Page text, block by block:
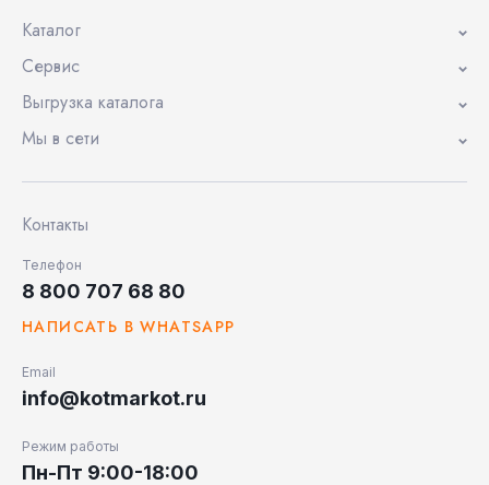
Каталог
Сервис
Выгрузка каталога
Мы в сети
Контакты
Телефон
8 800 707 68 80
НАПИСАТЬ В WHATSAPP
Email
info@kotmarkot.ru
Режим работы
Пн-Пт 9:00-18:00